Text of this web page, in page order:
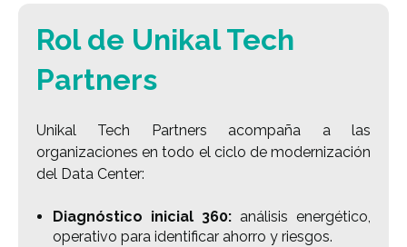
Rol de Unikal Tech
Partners
Unikal Tech Partners acompaña a las
organizaciones en todo el ciclo de modernización
del Data Center:
Diagnóstico inicial 360:análisis energético,
operativo paraidentificar ahorro y riesgos.